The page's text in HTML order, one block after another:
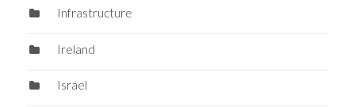
Infrastructure
Ireland
Israel